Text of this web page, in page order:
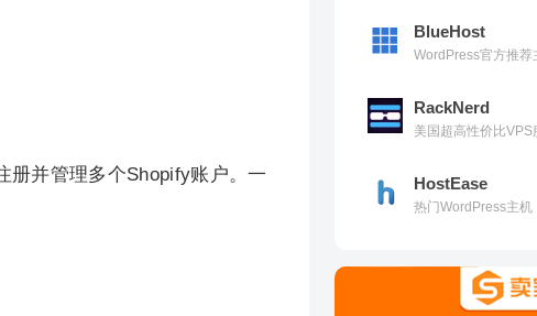
册并管理多个Shopify账户。一
BlueHost
WordPress官方推
RackNerd
美国超高性价比VPS
HostEase
热门WordPress主